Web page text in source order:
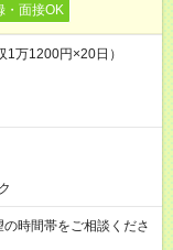
・面接OK
万1200円×20日）
時間帯をご相談くださ